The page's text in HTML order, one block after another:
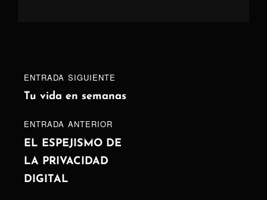
Navegación
de
entradas
ENTRADA
ANTERIOR
ENTRADA ANTERIOR
EL ESPEJISMO DE
LA PRIVACIDAD
DIGITAL
Entrada
siguiente
ENTRADA SIGUIENTE
Tu vida en semanas